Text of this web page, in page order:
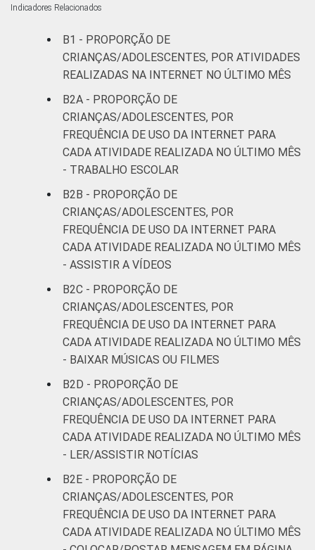
FAIXA ETÁRIA
DA CRIANÇA OU
DO
De 11 a 12
anos
anos
De 15 a 17
anos
21 34
RENDA
FAMILIAR
Até 1 SM
Mais de 1
SM até 2 SM
17
SM até 3 SM
Mais de 3
SM
14 28
CLASSE
SOCIAL
AB
C 19
DE
¹Base: 811 usuários de Internet de 11 a 17
anos que usaram a Internet para assistir a
vídeos. Respostas estimuladas. Dados
coletados entre outubro de 2014 e fevereiro
Indicadores Relacionados
B1 - PROPORÇÃO DE
CRIANÇAS/ADOLESCENTES, POR ATIVIDADES
REALIZADAS NA INTERNET NO ÚLTIMO MÊS
B2A - PROPORÇÃO DE
CRIANÇAS/ADOLESCENTES, POR
FREQUÊNCIA DE USO DA INTERNET PARA
CADA ATIVIDADE REALIZADA NO ÚLTIMO MÊS
- TRABALHO ESCOLAR
B2B - PROPORÇÃO DE
CRIANÇAS/ADOLESCENTES, POR
FREQUÊNCIA DE USO DA INTERNET PARA
CADA ATIVIDADE REALIZADA NO ÚLTIMO MÊS
- ASSISTIR A VÍDEOS
B2C - PROPORÇÃO DE
CRIANÇAS/ADOLESCENTES, POR
FREQUÊNCIA DE USO DA INTERNET PARA
CADA ATIVIDADE REALIZADA NO ÚLTIMO MÊS
- BAIXAR MÚSICAS OU FILMES
B2D - PROPORÇÃO DE
CRIANÇAS/ADOLESCENTES, POR
FREQUÊNCIA DE USO DA INTERNET PARA
CADA ATIVIDADE REALIZADA NO ÚLTIMO MÊS
- LER/ASSISTIR NOTÍCIAS
B2E - PROPORÇÃO DE
CRIANÇAS/ADOLESCENTES, POR
FREQUÊNCIA DE USO DA INTERNET PARA
CADA ATIVIDADE REALIZADA NO ÚLTIMO MÊS